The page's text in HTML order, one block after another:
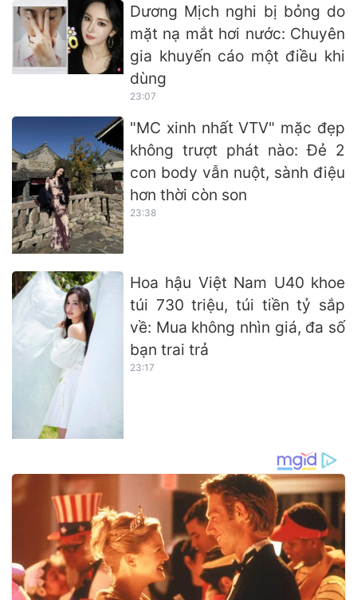
Dương Mịch nghi bị bỏng do
mặt nạ mắt hơi nước: Chuyên
gia khuyến cáo một điều khi
dùng
23:07
"MC xinh nhất VTV" mặc đẹp
không trượt phát nào: Đẻ 2
con body vẫn nuột, sành điệu
hơn thời còn son
23:38
Hoa hậu Việt Nam U40 khoe
túi 730 triệu, túi tiền tỷ sắp
về: Mua không nhìn giá, đa số
bạn trai trả
23:17